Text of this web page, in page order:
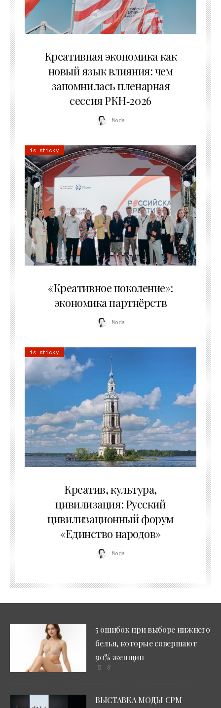
Креативная экономика как
новый язык влияния: чем
запомнилась пленарная
сессия РКН‑2026
Moda
is sticky
«Креативное поколение»:
экономика партнёрств
Moda
is sticky
Креатив, культура,
цивилизация: Русский
цивилизационный форум
«Единство народов»
Moda
5 ошибок при выборе нижнего
белья, которые совершают
90% женщин
0
ВЫСТАВКА МОДЫ CPM